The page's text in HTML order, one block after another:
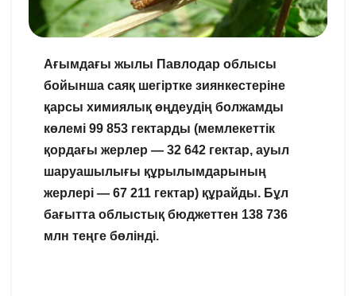
Ағымдағы жылы Павлодар облысы
бойынша саяқ шегіртке зиянкестеріне
қарсы химиялық өңдеудің болжамды
көлемі 99 853 гектарды (мемлекеттік
қордағы жерлер — 32 642 гектар, ауыл
шаруашылығы құрылымдарының
жерлері — 67 211 гектар) құрайды. Бұл
бағытта облыстық бюджеттен 138 736
млн теңге бөлінді.